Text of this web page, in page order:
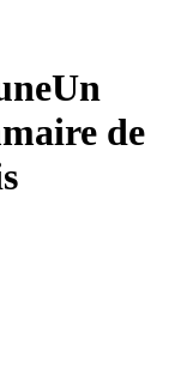
Un
de